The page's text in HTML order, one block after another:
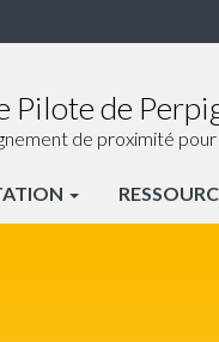
Pilote de
de proximité pour